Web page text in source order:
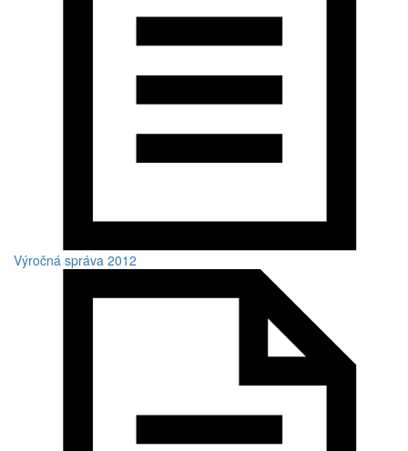
Výročná správa 2012